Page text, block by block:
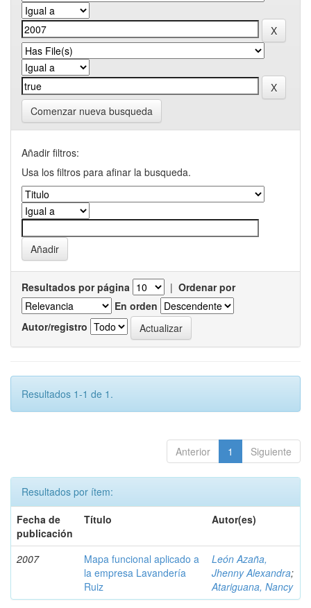
Comenzar nueva busqueda
Añadir filtros:
Usa los filtros para afinar la busqueda.
Resultados por página | Ordenar por
En orden
Autor/registro
Resultados 1-1 de 1.
Anterior 1 Siguiente
Resultados por ítem:
Fecha de
publicación
Título Autor(es)
2007
Mapa funcional aplicado a
la empresa Lavandería
Ruiz
León Azaña,
Jhenny Alexandra;
Atariguana, Nancy